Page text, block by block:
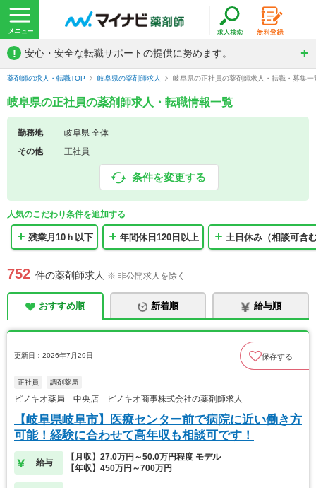
! 安心・安全な転職サポートの提供に努めます。
薬剤師の求人・転職TOP 岐阜県の薬剤師求人 岐阜県の正社員の薬剤師求人・転職・募集一
岐阜県の正社員の薬剤師求人・転職情報一覧
勤務地
岐阜県 全体
その他
正社員
条件を変更する
人気のこだわり条件を追加する
残業月10ｈ以下 年間休日120日以上 土日休み（相談可含
752 件の薬剤師求人 ※ 非公開求人を除く
おすすめ順 新着順 給与順
更新日：2026年7月29日 保存する
正社員 調剤薬局
ピノキオ薬局 中央店 ピノキオ商事株式会社の薬剤師求人
【岐阜県岐阜市】医療センター前で病院に近い働き方
可能！経験に合わせて高年収も相談可です！
給与
【月収】27.0万円～50.0万円程度 モデル
【年収】450万円～700万円